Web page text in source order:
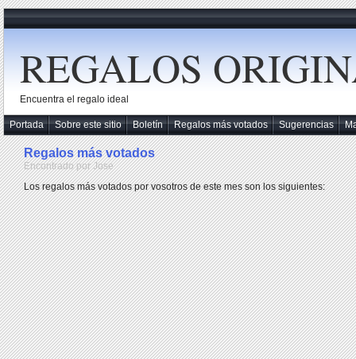
REGALOS
Encuentra el regalo ideal
Portada Sobre este sitio Boletín Regalos más votados Sugerencias
Regalos más votados
Encontrado por Jose
Los regalos más votados por vosotros de este mes son los siguientes: